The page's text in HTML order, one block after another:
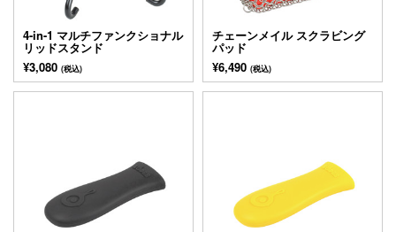
4-in-1 マルチファンクショナル
リッドスタンド
¥3,080 (税込)
チェーンメイル スクラビング
パッド
¥6,490 (税込)